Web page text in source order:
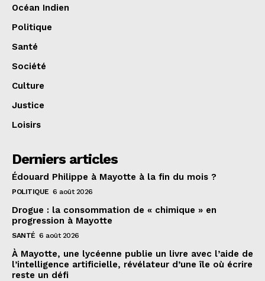
Océan Indien
Politique
Santé
Société
Culture
Justice
Loisirs
Derniers articles
Édouard Philippe à Mayotte à la fin du mois ?
POLITIQUE 6 août 2026
Drogue : la consommation de « chimique » en
progression à Mayotte
SANTÉ 6 août 2026
À Mayotte, une lycéenne publie un livre avec l’aide de
l’intelligence artificielle, révélateur d’une île où écrire
reste un défi